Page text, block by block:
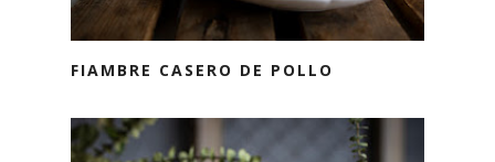
FIAMBRE CASERO DE POLLO